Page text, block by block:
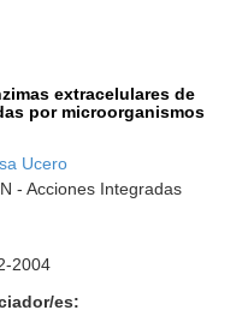
extracelulares de
por microorganismos
Ucero
- Acciones Integradas
2004
es: